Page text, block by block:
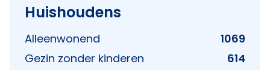
Huishoudens
Alleenwonend
1069
Gezin zonder kinderen
614